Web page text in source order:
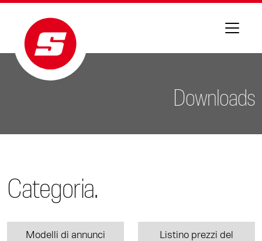
Downloads
Categoria.
Modelli di annunci
Listino prezzi del